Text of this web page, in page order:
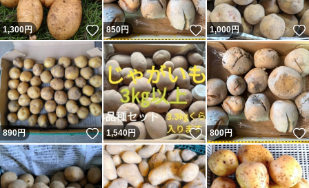
1,300円 いいね！
850円 いいね！
1,000円
890円 いいね！
1,540円 いいね！
800円